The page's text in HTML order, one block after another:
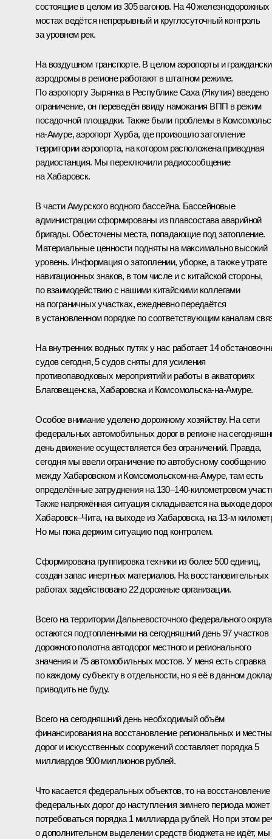
состоящие в целом из 305 вагонов. На 40 железнодорожных
мостах ведётся непрерывный и круглосуточный контроль
за уровнем рек.
На воздушном транспорте. В целом аэропорты и
аэродромы в регионе работают в штатном режиме.
По аэропорту Зырянка в Республике Саха (Якутия) введено
ограничение, он переведён ввиду намокания ВПП в режим
посадочной площадки. Также были проблемы в
на-Амуре, аэропорт Хурба, где произошло затопление
территории аэропорта, на котором расположена приводная
радиостанция. Мы переключили радиосообщение
на Хабаровск.
В части Амурского водного бассейна. Бассейновые
администрации сформированы из плавсостава аварийной
бригады. Обесточены места, попадающие под затопление.
Материальные ценности подняты на максимально высокий
уровень. Информация о затоплении, уборке, а также утрате
навигационных знаков, в том числе и с китайской стороны,
по взаимодействию с нашими китайскими коллегами
на пограничных участках, ежедневно передаётся
в установленном порядке по соответствующим каналам
На внутренних водных путях у нас работает 14
судов сегодня, 5 судов сняты для усиления
противопаводковых мероприятий и работы в акваториях
Благовещенска, Хабаровска и Комсомольска-на-Амуре.
Особое внимание уделено дорожному хозяйству. На сети
федеральных автомобильных дорог в регионе на
день движение осуществляется без ограничений. Правда,
сегодня мы ввели ограничение по автобусному сообщению
между Хабаровском и Комсомольском-на-Амуре, там есть
определённые затруднения на 130–140-километровом
Также напряжённая ситуация складывается на выходе
Хабаровск–Чита, на выходе из Хабаровска, на 13-м
Но мы пока держим ситуацию под контролем.
Сформирована группировка техники из более 500 единиц,
создан запас инертных материалов. На восстановительных
работах задействовано 22 дорожные организации.
Всего на территории Дальневосточного федерального округа
остаются подтопленными на сегодняшний день 97 участков
дорожного полотна автодорог местного и регионального
значения и 75 автомобильных мостов. У меня есть справка
по каждому субъекту в отдельности, но я её в данном
приводить не буду.
Всего на сегодняшний день необходимый объём
финансирования на восстановление региональных и
дорог и искусственных сооружений составляет порядка 5
миллиардов 900 миллионов рублей.
Что касается федеральных объектов, то на восстановление
федеральных дорог до наступления зимнего периода может
потребоваться порядка 1 миллиарда рублей. Но при этом
о дополнительном выделении средств бюджета не идёт, мы